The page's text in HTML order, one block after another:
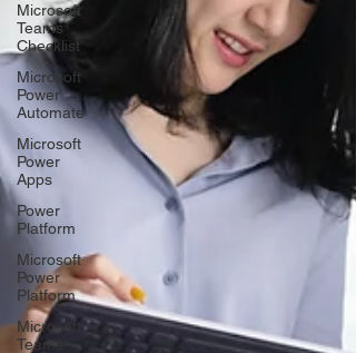
Microsoft
Teams
Checklist
Microsoft
Power
Automate
Microsoft
Power
Apps
Power
Platform
Microsoft
Power
Platform
Microsoft
Teams